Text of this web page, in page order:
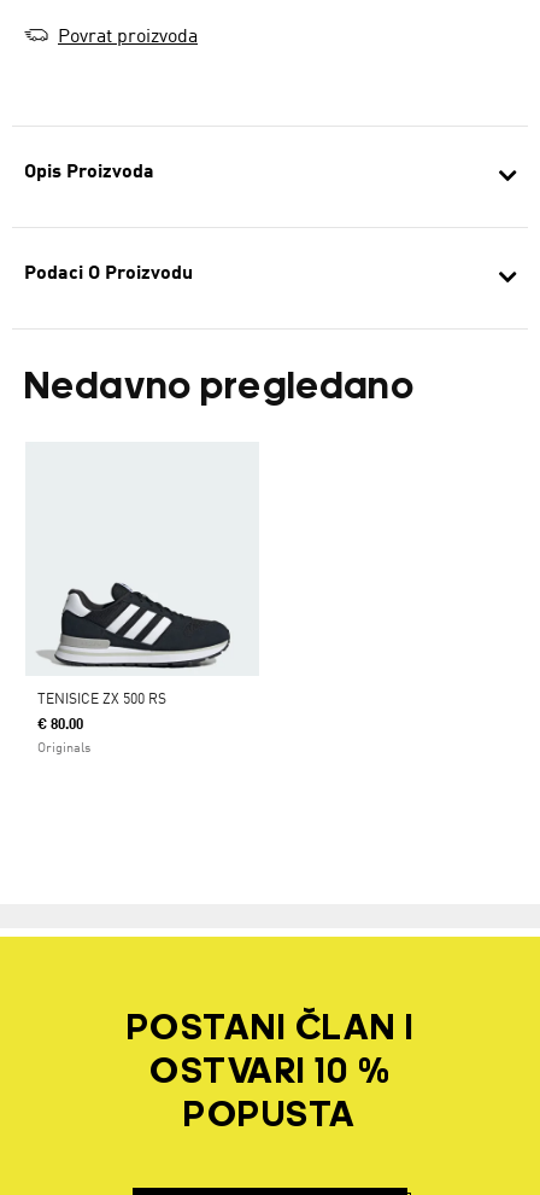
Opis Proizvoda
Podaci O Proizvodu
Nedavno pregledano
TENISICE ZX 500 RS
€ 80.00
Originals
Povrat proizvoda
POSTANI ČLAN I
OSTVARI 10 %
POPUSTA